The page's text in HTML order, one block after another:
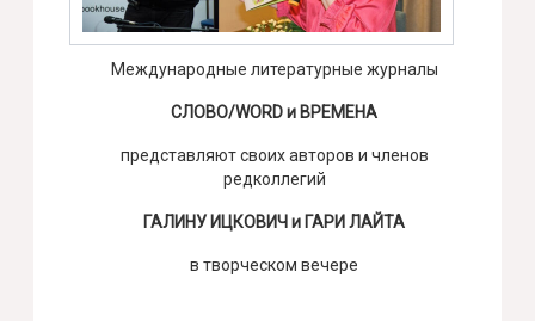
Международные литературные журналы
СЛОВО/WORD и ВРЕМЕНА
представляют своих авторов и членов
редколлегий
ГАЛИНУ ИЦКОВИЧ и ГАРИ ЛАЙТА
в творческом вечере